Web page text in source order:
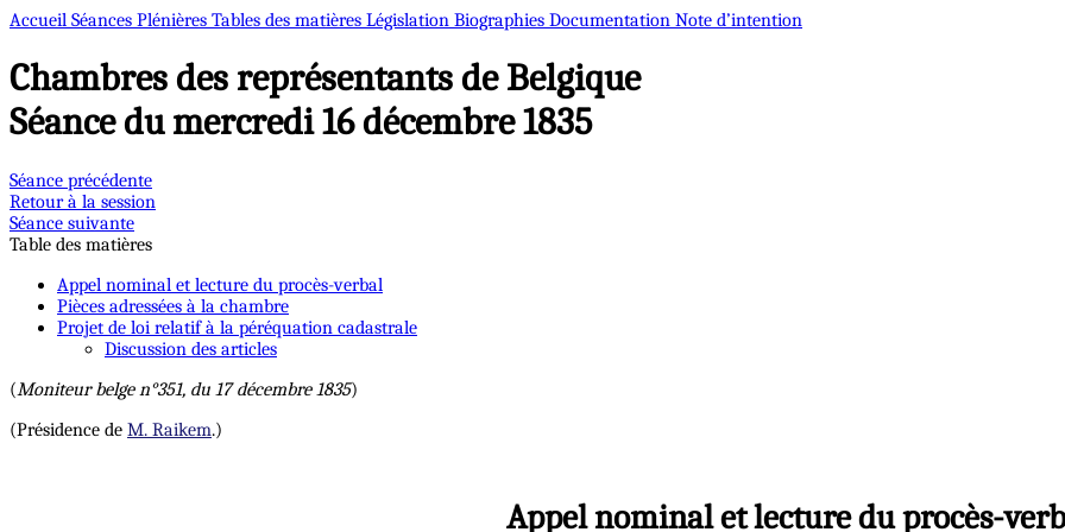
Accueil Séances Plénières Tables des matières Législation Biographies Documentation Note d’intention
Chambres des représentants de Belgique
Séance du mercredi 16 décembre 1835
Séance précédente
Retour à la session
Séance suivante
Table des matières
Appel nominal et lecture du procès-verbal
Pièces adressées à la chambre
Projet de loi relatif à la péréquation cadastrale
Discussion des articles
(Moniteur belge n°351, du 17 décembre 1835)
(Présidence de M. Raikem.)
Appel nominal et lecture du procès-